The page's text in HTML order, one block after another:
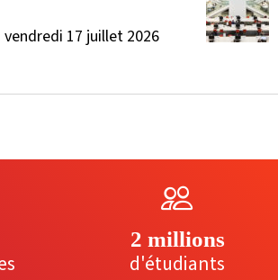
vendredi 17 juillet 2026
2 millions
d'étudiants